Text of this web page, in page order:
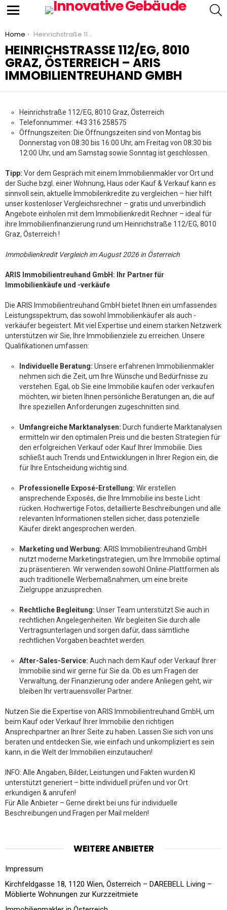
You are here:
Home Heinrichstraße 112/EG, 8010 Graz, Österreich – ARIS Immobilientreuhand GmbH
HEINRICHSTRASSE 112/EG, 8010 G
RAZ, ÖSTERREICH – ARIS I
MMOBILIENTREUHAND GMBH
Heinrichstraße 112/EG, 8010 Graz, Österreich
Telefonnummer: +43 316 258575
Öffnungszeiten: Die Öffnungszeiten sind von Montag bis
Donnerstag von 08:30 bis 16:00 Uhr, am Freitag von 08:30 bis
12:00 Uhr, und am Samstag sowie Sonntag ist geschlossen.
Tipp: Vor dem Gespräch mit einem Immobilienmakler vor Ort und
der Suche bzgl. einer Wohnung, Haus oder Kauf & Verkauf kann es
sinnvoll sein, aktuelle Immobilenkredite zu vergleichen – hier hilft
unser kostenloser Vergleichsrechner – gratis und unverbindlich
Angebote einholen mit dem Immobilienkredit Rechner – ideal für
ihre Immobilienfinanzierung rund um Heinrichstraße 112/EG, 8010
Graz, Österreich !
Immobilienkredit Vergleich im August 2026 in Österreich
ARIS Immobilientreuhand GmbH: Ihr Partner für
Immobilienkäufe und -verkäufe
Die ARIS Immobilientreuhand GmbH bietet Ihnen ein umfassendes
Leistungsspektrum, das sowohl Immobilienkäufer als auch -
verkäufer begeistert. Mit viel Expertise und einem starken Netzwerk
unterstützen wir Sie, Ihre Immobilienziele zu erreichen. Unsere
Qualifikationen umfassen:
Individuelle Beratung: Unsere erfahrenen Immobilienmakler
nehmen sich die Zeit, um Ihre Wünsche und Bedürfnisse zu
verstehen. Egal, ob Sie eine Immobilie kaufen oder verkaufen
möchten, wir bieten Ihnen persönliche Beratungen an, die auf
Ihre speziellen Anforderungen zugeschnitten sind.
Umfangreiche Marktanalysen: Durch fundierte Marktanalysen
ermitteln wir den optimalen Preis und die besten Strategien für
den erfolgreichen Verkauf oder Kauf Ihrer Immobilie. Dies
schließt auch Trends und Entwicklungen in Ihrer Region ein, die
für Ihre Entscheidung wichtig sind.
Professionelle Exposé-Erstellung: Wir erstellen
ansprechende Exposés, die Ihre Immobilie ins beste Licht
rücken. Hochwertige Fotos, detaillierte Beschreibungen und alle
relevanten Informationen stellen sicher, dass potenzielle
Käufer direkt angesprochen werden.
Marketing und Werbung: ARIS Immobilientreuhand GmbH
nutzt moderne Marketingstrategien, um Ihre Immobilie optimal
zu präsentieren. Wir verwenden sowohl Online-Plattformen als
auch traditionelle Werbemaßnahmen, um eine breite
Zielgruppe anzusprechen.
Rechtliche Begleitung: Unser Team unterstützt Sie auch in
rechtlichen Angelegenheiten. Wir begleiten Sie durch alle
Vertragsunterlagen und sorgen dafür, dass sämtliche
rechtlichen Vorgaben beachtet werden.
After-Sales-Service: Auch nach dem Kauf oder Verkauf Ihrer
Immobilie sind wir gerne für Sie da. Ob es um Fragen der
Verwaltung, der Finanzierung oder andere Anliegen geht, wir
bleiben Ihr vertrauensvoller Partner.
Nutzen Sie die Expertise von ARIS Immobilientreuhand GmbH, um
beim Kauf oder Verkauf Ihrer Immobilie den richtigen
Ansprechpartner an Ihrer Seite zu haben. Lassen Sie sich von uns
beraten und entdecken Sie, wie einfach und unkompliziert es sein
kann, in die Welt der Immobilien einzutauchen!
INFO: Alle Angaben, Bilder, Leistungen und Fakten wurden KI
unterstützt generiert – bitte individuell prüfen und vor Ort
erkundigen & anrufen!
Für Alle Anbieter – Gerne direkt bei uns für individuelle
Beschreibungen und Fragen per Mail melden!
WEITERE ANBIETER
Impressum
Kirchfeldgasse 18, 1120 Wien, Österreich – DAREBELL Living –
Möblierte Wohnungen zur Kurzzeitmiete